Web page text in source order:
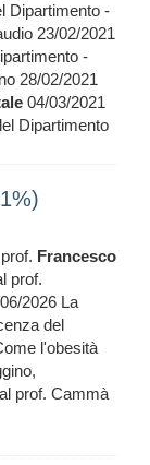
Dipartimento -
23/02/2021
-
28/02/2021
04/03/2021
Dipartimento
Francesco
prof.
2026 La
del
l'obesità
prof. Cammà